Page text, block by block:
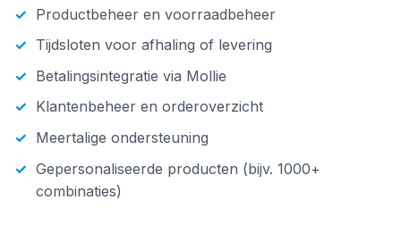
Productbeheer en voorraadbeheer
Tijdsloten voor afhaling of levering
Betalingsintegratie via Mollie
Klantenbeheer en orderoverzicht
Meertalige ondersteuning
Gepersonaliseerde producten (bijv. 1000+
combinaties)